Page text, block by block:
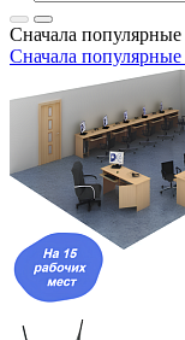
Сначала популярные
Сначала популярные